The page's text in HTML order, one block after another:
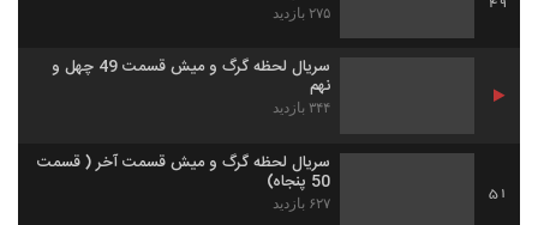
۲۷۵ بازدید
سریال لحظه گرگ و میش قسمت 49 چهل و
نهم
۳۴۴ بازدید
51
سریال لحظه گرگ و میش قسمت آخر ( قسمت
50 پنجاه)
۶۲۷ بازدید